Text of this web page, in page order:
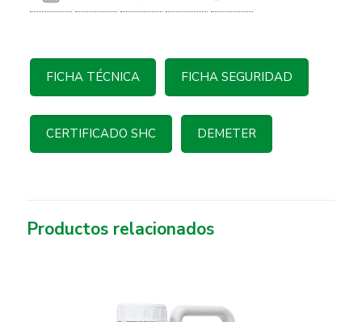
FICHA TÉCNICA FICHA SEGURIDAD
CERTIFICADO SHC DEMETER
Productos relacionados